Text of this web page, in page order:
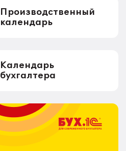
Производственный
календарь
Календарь
бухгалтера